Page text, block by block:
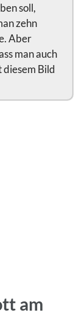
soll,
zehn
Aber
man auch
diesem Bild
am